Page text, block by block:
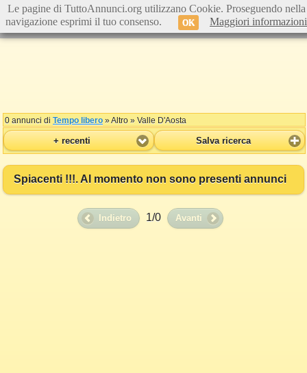
0 annunci di Tempo libero » Altro » Valle D'Aosta
+ recenti Salva ricerca
Spiacenti !!!. Al momento non sono presenti annunci
Indietro 1/0 Avanti
Le pagine di TuttoAnnunci.org utilizzano Cookie. Proseguendo nella
navigazione esprimi il tuo consenso.
OK Maggiori informazioni